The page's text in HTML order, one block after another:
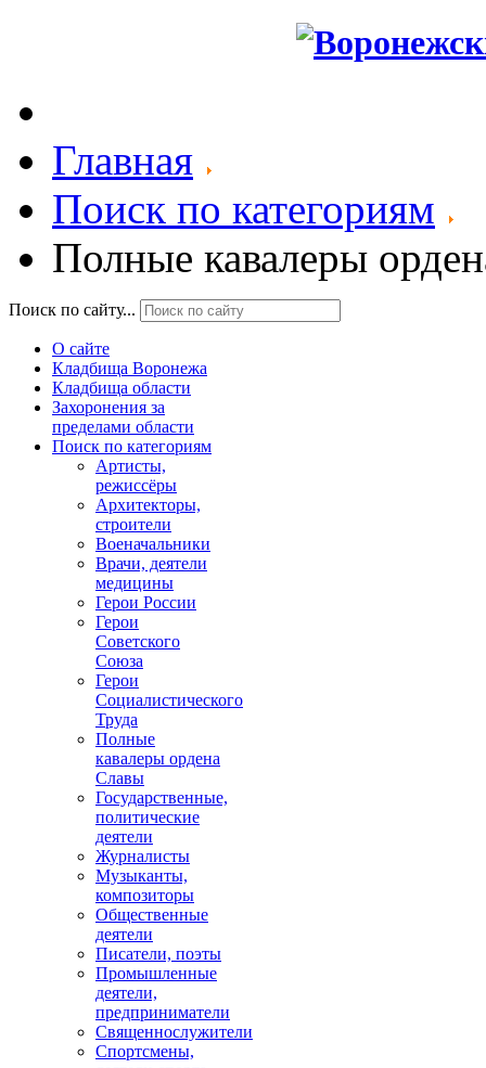
Главная
Поиск по категориям
Полные кавалеры
Поиск по сайту...
О сайте
Кладбища Воронежа
Кладбища области
Захоронения за
пределами области
Поиск по категориям
Артисты,
режиссёры
Архитекторы,
строители
Военачальники
Врачи, деятели
медицины
Герои России
Герои
Советского
Союза
Герои
Социалистического
Труда
Полные
кавалеры ордена
Славы
Государственные,
политические
деятели
Журналисты
Музыканты,
композиторы
Общественные
деятели
Писатели, поэты
Промышленные
деятели,
предприниматели
Священнослужители
Спортсмены,